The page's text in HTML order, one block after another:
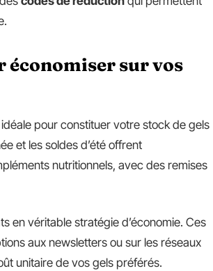
économiser sur vos
pour constituer votre stock de gels
et les soldes d’été offrent
nutritionnels, avec des remises
en véritable stratégie d’économie. Ces
aux newsletters ou sur les réseaux
unitaire de vos gels préférés.